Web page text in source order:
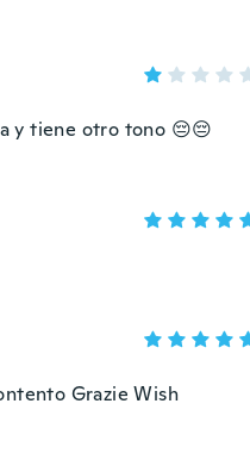
y tiene otro tono 😔😔
Grazie Wish